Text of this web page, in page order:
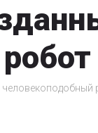
человекоподобный